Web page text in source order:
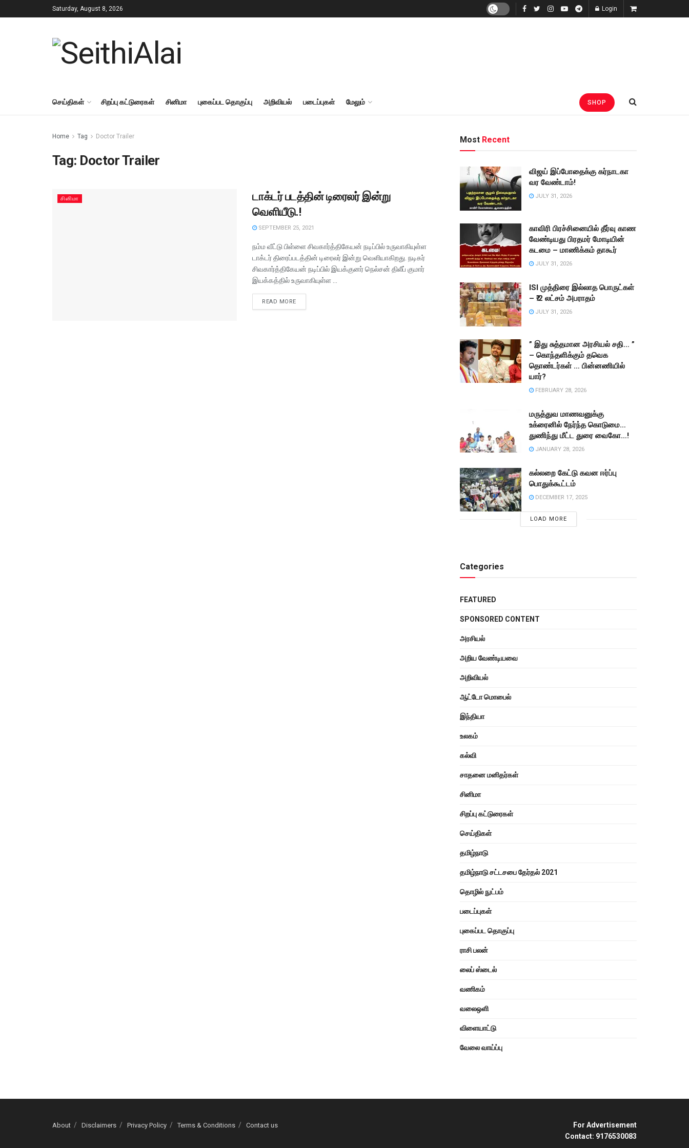
Saturday, August 8, 2026 Login
செய்திகள் சிறப்பு கட்டுரைகள் சினிமா புகைப்பட தொகுப்பு அறிவியல் படைப்புகள் மேலும் SHOP
Home Tag Doctor Trailer
Tag: Doctor Trailer
சினிமா
டாக்டர் படத்தின் டிரைலர் இன்று
வெளியீடு.!
SEPTEMBER 25, 2021
நம்ம வீட்டு பிள்ளை சிவகார்த்திகேயன் நடிப்பில் உருவாகியுள்ள
டாக்டர் திரைப்படத்தின் டிரைலர் இன்று வெளியாகிறது. நடிகர்
சிவகார்த்திகேயன் நடிப்பில் இயக்குனர் நெல்சன் திலீப் குமார்
இயக்கத்தில் உருவாகியுள்ள ...
READ MORE
Most Recent
விஜய் இப்போதைக்கு கர்நாடகா
வர வேண்டாம்!
JULY 31, 2026
காவிரி பிரச்சினையில் தீர்வு காண
வேண்டியது பிரதமர் மோடியின்
கடமை – மாணிக்கம் தாகூர்
JULY 31, 2026
ISI முத்திரை இல்லாத பொருட்கள்
– ₹.2 லட்சம் அபராதம்
JULY 31, 2026
” இது சுத்தமான அரசியல் சதி… ”
– கொந்தளிக்கும் தவெக
தொண்டர்கள் … பின்னணியில்
யார்?
FEBRUARY 28, 2026
மருத்துவ மாணவனுக்கு
உக்ரைனில் நேர்ந்த கொடுமை…
துணிந்து மீட்ட துரை வைகோ…!
JANUARY 28, 2026
கல்லறை கேட்டு கவன ஈர்ப்பு
பொதுக்கூட்டம்
DECEMBER 17, 2025
LOAD MORE
Categories
FEATURED
SPONSORED CONTENT
அரசியல்
அறிய வேண்டியவை
அறிவியல்
ஆட்டோ மொபைல்
இந்தியா
உலகம்
கல்வி
சாதனை மனிதர்கள்
சினிமா
சிறப்பு கட்டுரைகள்
செய்திகள்
தமிழ்நாடு
தமிழ்நாடு சட்டசபை தேர்தல் 2021
தொழில் நுட்பம்
படைப்புகள்
புகைப்பட தொகுப்பு
ராசி பலன்
லைப் ஸ்டைல்
வணிகம்
வலைஒளி
விளையாட்டு
வேலை வாய்ப்பு
About Disclaimers Privacy Policy Terms & Conditions Contact us
For Advertisement
Contact: 9176530083